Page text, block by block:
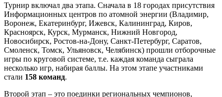
Турнир включал два этапа. Сначала в 18 городах присутствия
Информационных центров по атомной энергии (Владимир,
Воронеж, Екатеринбург, Ижевск, Калининград, Киров,
Красноярск, Курск, Мурманск, Нижний Новгород,
Новосибирск, Ростов-на-Дону, Санкт-Петербург, Саратов,
Смоленск, Томск, Ульяновск, Челябинск) прошли отборочные
игры по круговой системе, т.е. каждая команда сыграла
несколько игр, набирая баллы. На этом этапе участниками
стали 158 команд.
Второй этап – это поединки региональных чемпионов,